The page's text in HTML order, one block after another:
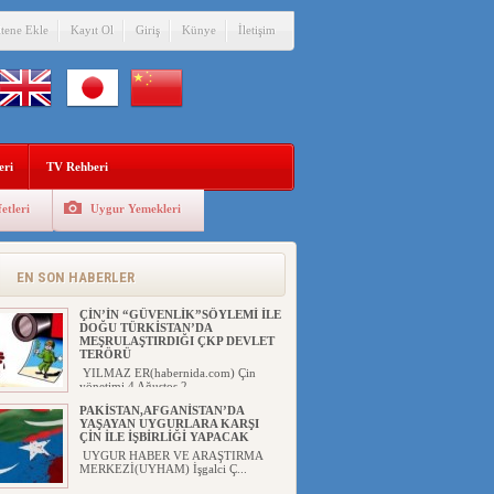
Ekle Kayıt Ol Giriş Künye İletişim
TV Rehberi
Uygur Yemekleri
EN SON HABERLER
ÇİN’İN “GÜVENLİK”SÖYLEMİ İLE
DOĞU TÜRKİSTAN’DA
MEŞRULAŞTIRDIĞI ÇKP DEVLET
TERÖRÜ
YILMAZ ER(habernida.com) Çin
yönetimi 4 Ağustos 2...
PAKİSTAN,AFGANİSTAN’DA
YAŞAYAN UYGURLARA KARŞI
ÇİN İLE İŞBİRLİĞİ YAPACAK
UYGUR HABER VE ARAŞTIRMA
MERKEZİ(UYHAM) İşgalci Ç...